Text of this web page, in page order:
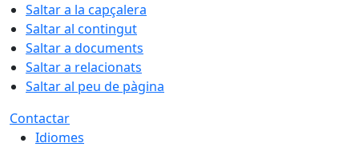
Saltar a la capçalera
Saltar al contingut
Saltar a documents
Saltar a relacionats
Saltar al peu de pàgina
Contactar
Idiomes